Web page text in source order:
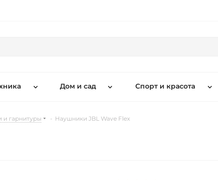
Дом и сад Спорт и красота
гарнитуры - Наушники JBL Wave Flex